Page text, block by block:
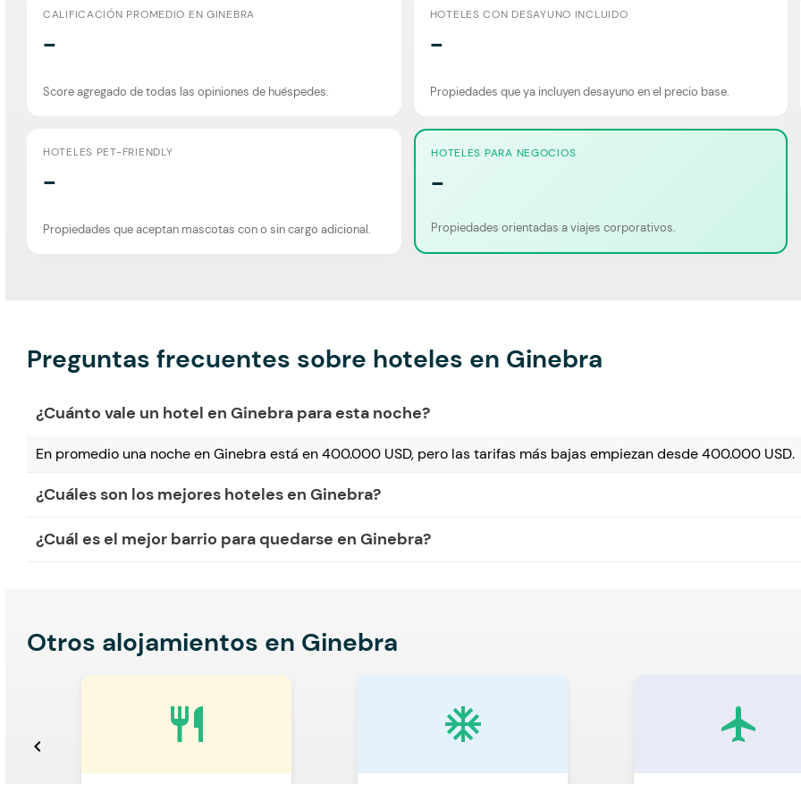
CALIFICACIÓN PROMEDIO EN GINEBRA
-
Score agregado de todas las opiniones de huéspedes.
HOTELES CON DESAYUNO INCLUIDO
-
Propiedades que ya incluyen desayuno en el precio base.
HOTELES PET-FRIENDLY
-
Propiedades que aceptan mascotas con o sin cargo adicional.
HOTELES PARA NEGOCIOS
-
Propiedades orientadas a viajes corporativos.
Preguntas frecuentes sobre hoteles en Ginebra
¿Cuánto vale un hotel en Ginebra para esta noche?
En promedio una noche en Ginebra está en 400.000 USD, pero las tarifas más bajas empiezan desde 400.000 USD.
¿Cuáles son los mejores hoteles en Ginebra?
¿Cuál es el mejor barrio para quedarse en Ginebra?
Otros alojamientos en Ginebra
chevron_left
restaurant ac_unit local_airport